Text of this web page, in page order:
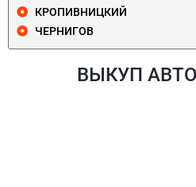
КРОПИВНИЦКИЙ
ЧЕРНИГОВ
ВЫКУП